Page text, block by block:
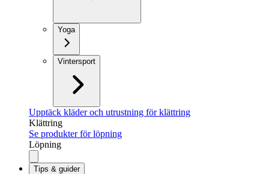
Yoga
Vintersport
Upptäck kläder och utrustning för klättring
Klättring
Se produkter för löpning
Löpning
Tips & guider